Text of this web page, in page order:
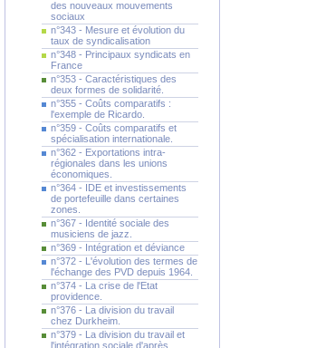
des nouveaux mouvements
sociaux
n°343 - Mesure et évolution du
taux de syndicalisation
n°348 - Principaux syndicats en
France
n°353 - Caractéristiques des
deux formes de solidarité.
n°355 - Coûts comparatifs :
l'exemple de Ricardo.
n°359 - Coûts comparatifs et
spécialisation internationale.
n°362 - Exportations intra-
régionales dans les unions
économiques.
n°364 - IDE et investissements
de portefeuille dans certaines
zones.
n°367 - Identité sociale des
musiciens de jazz.
n°369 - Intégration et déviance
n°372 - L'évolution des termes de
l'échange des PVD depuis 1964.
n°374 - La crise de l'Etat
providence.
n°376 - La division du travail
chez Durkheim.
n°379 - La division du travail et
l'intégration sociale d'après